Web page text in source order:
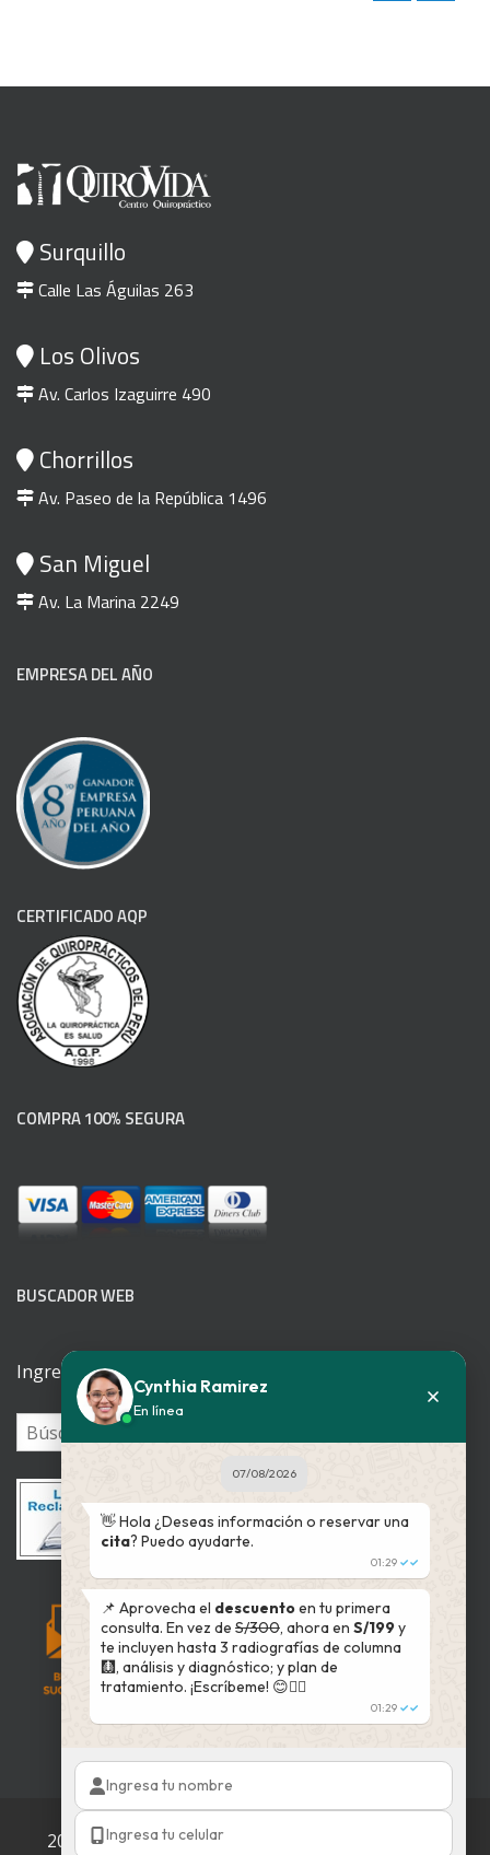
Surquillo
Calle Las Águilas 263
Los Olivos
Av. Carlos Izaguirre 490
Chorrillos
Av. Paseo de la República 1496
San Miguel
Av. La Marina 2249
EMPRESA DEL AÑO
CERTIFICADO AQP
COMPRA 100% SEGURA
BUSCADOR WEB
Ingrese su patología
2002 - 2025 © QuiroVida
Cynthia Ramirez
En línea
07/08/2026
👋 Hola ¿Deseas información o reservar una
cita? Puedo ayudarte.
01:29 ✓✓
📌 Aprovecha el descuentoen tu primera
consulta. En vez de S/300, ahora en S/199y
te incluyen hasta 3 radiografías de columna
🩻, análisis y diagnóstico; y plan de
tratamiento. ¡Escríbeme! 😊👇🏻
01:29 ✓✓